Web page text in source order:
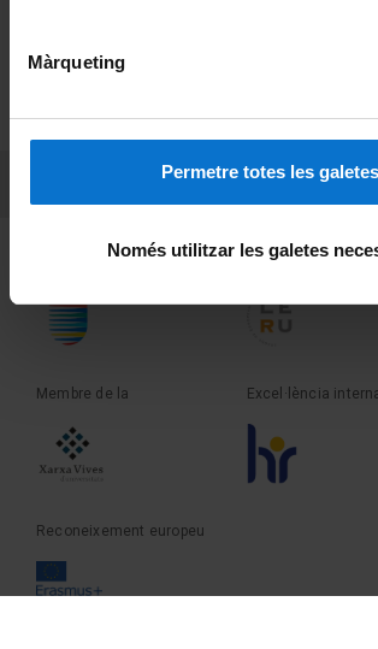
Màrqueting
Permetre totes les galetes
Només utilitzar les galetes
Fundadora de la Membre de la
Membre de la Excel·lència
Reconeixement europeu